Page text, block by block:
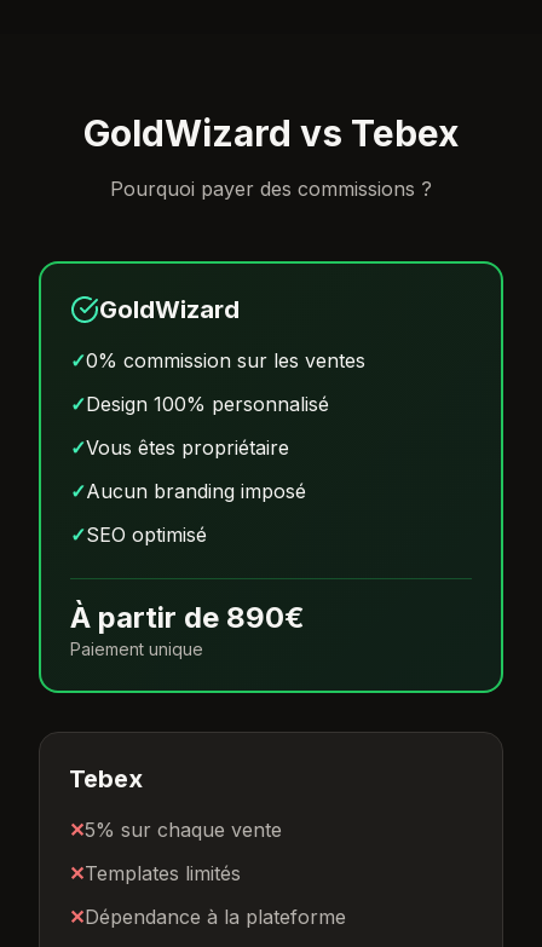
GoldWizard vs Tebex
Pourquoi payer des commissions ?
GoldWizard
✓0% commission sur les ventes
✓Design 100% personnalisé
✓Vous êtes propriétaire
✓Aucun branding imposé
✓SEO optimisé
À partir de 890€
Paiement unique
Tebex
✕5% sur chaque vente
✕Templates limités
✕Dépendance à la plateforme